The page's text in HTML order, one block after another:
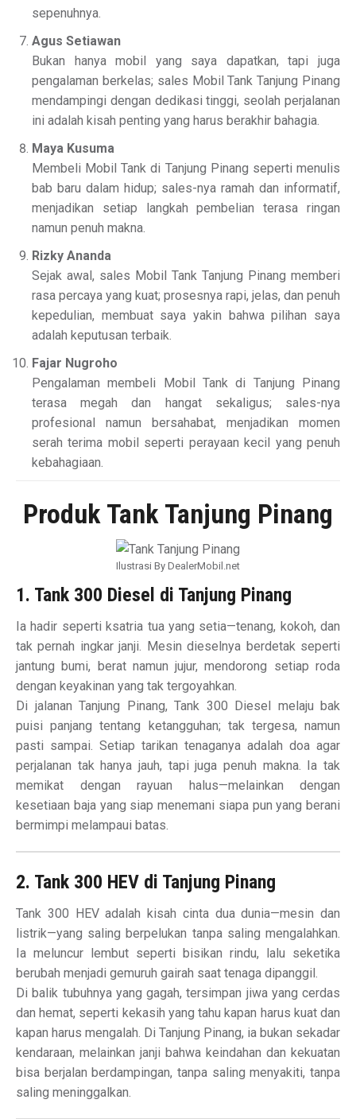
sepenuhnya.
Agus Setiawan
Bukan hanya mobil yang saya dapatkan, tapi juga
pengalaman berkelas; sales Mobil Tank Tanjung Pinang
mendampingi dengan dedikasi tinggi, seolah perjalanan
ini adalah kisah penting yang harus berakhir bahagia.
Maya Kusuma
Membeli Mobil Tank di Tanjung Pinang seperti menulis
bab baru dalam hidup; sales-nya ramah dan informatif,
menjadikan setiap langkah pembelian terasa ringan
namun penuh makna.
Rizky Ananda
Sejak awal, sales Mobil Tank Tanjung Pinang memberi
rasa percaya yang kuat; prosesnya rapi, jelas, dan penuh
kepedulian, membuat saya yakin bahwa pilihan saya
adalah keputusan terbaik.
Fajar Nugroho
Pengalaman membeli Mobil Tank di Tanjung Pinang
terasa megah dan hangat sekaligus; sales-nya
profesional namun bersahabat, menjadikan momen
serah terima mobil seperti perayaan kecil yang penuh
kebahagiaan.
Produk Tank Tanjung Pinang
Ilustrasi By DealerMobil.net
1. Tank 300 Diesel di Tanjung Pinang
Ia hadir seperti ksatria tua yang setia—tenang, kokoh, dan
tak pernah ingkar janji. Mesin dieselnya berdetak seperti
jantung bumi, berat namun jujur, mendorong setiap roda
dengan keyakinan yang tak tergoyahkan.
Di jalanan Tanjung Pinang, Tank 300 Diesel melaju bak
puisi panjang tentang ketangguhan; tak tergesa, namun
pasti sampai. Setiap tarikan tenaganya adalah doa agar
perjalanan tak hanya jauh, tapi juga penuh makna. Ia tak
memikat dengan rayuan halus—melainkan dengan
kesetiaan baja yang siap menemani siapa pun yang berani
bermimpi melampaui batas.
2. Tank 300 HEV di Tanjung Pinang
Tank 300 HEV adalah kisah cinta dua dunia—mesin dan
listrik—yang saling berpelukan tanpa saling mengalahkan.
Ia meluncur lembut seperti bisikan rindu, lalu seketika
berubah menjadi gemuruh gairah saat tenaga dipanggil.
Di balik tubuhnya yang gagah, tersimpan jiwa yang cerdas
dan hemat, seperti kekasih yang tahu kapan harus kuat dan
kapan harus mengalah. Di Tanjung Pinang, ia bukan sekadar
kendaraan, melainkan janji bahwa keindahan dan kekuatan
bisa berjalan berdampingan, tanpa saling menyakiti, tanpa
saling meninggalkan.